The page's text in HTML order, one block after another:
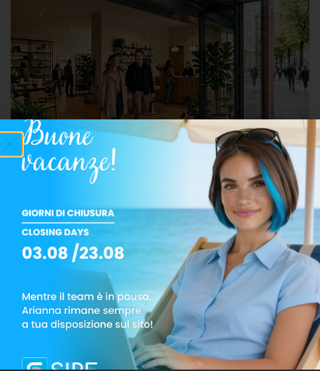
Le barriere d’aria sono visibili?
Non necessariamente. Possono essere integrate nel
progetto architettonico oppure installate in modo
Consumano molto?
Il risparmio che garantiscono è superiore al loro
stesso consumo, aiutandoti a ridurre concretamente
la spesa energetica già dai primi utilizzi.